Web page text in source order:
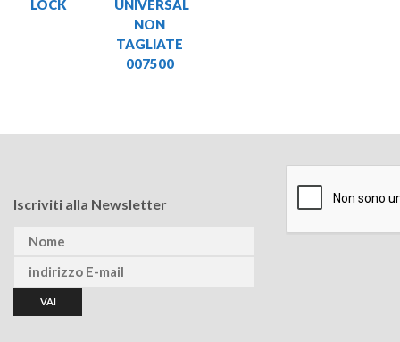
LOCK
UNIVERSAL
NON
TAGLIATE
007500
Iscriviti alla Newsletter